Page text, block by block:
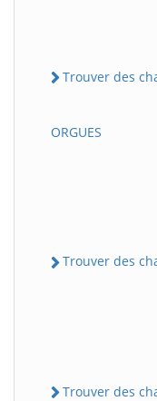
Trouver des
ORGUES
Trouver des
Trouver des